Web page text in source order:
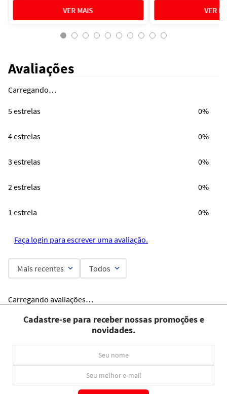
Avaliações
Carregando…
5 estrelas 0%
4 estrelas 0%
3 estrelas 0%
2 estrelas 0%
1 estrela 0%
Faça login para escrever uma avaliação.
Mais recentes Todos
Carregando avaliações…
Cadastre-se para receber nossas promoções e
novidades.